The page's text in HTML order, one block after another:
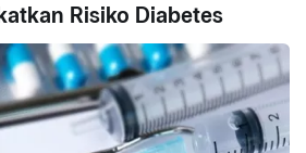
Risiko Diabetes